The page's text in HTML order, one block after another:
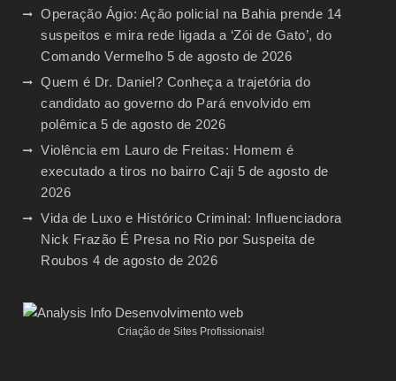
Operação Ágio: Ação policial na Bahia prende 14
suspeitos e mira rede ligada a ‘Zói de Gato’, do
Comando Vermelho 5 de agosto de 2026
Quem é Dr. Daniel? Conheça a trajetória do
candidato ao governo do Pará envolvido em
polêmica 5 de agosto de 2026
Violência em Lauro de Freitas: Homem é
executado a tiros no bairro Caji 5 de agosto de
2026
Vida de Luxo e Histórico Criminal: Influenciadora
Nick Frazão É Presa no Rio por Suspeita de
Roubos 4 de agosto de 2026
Criação de Sites Profissionais!